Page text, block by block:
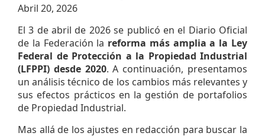
Abril 20, 2026
El 3 de abril de 2026 se publicó en el Diario Oficial
de la Federación la reforma más amplia a la Ley
Federal de Protección a la Propiedad Industrial
(LFPPI) desde 2020. A continuación, presentamos
un análisis técnico de los cambios más relevantes y
sus efectos prácticos en la gestión de portafolios
de Propiedad Industrial.
Mas allá de los ajustes en redacción para buscar la